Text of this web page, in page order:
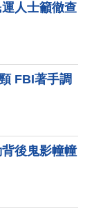
人士籲徹查
FBI著手調
後鬼影幢幢